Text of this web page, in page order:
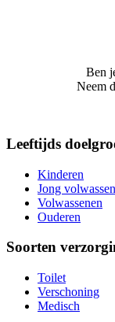
Ben
Neem
Leeftijds
Kinderen
Jong
Volwassenen
Ouderen
Soorten
Toilet
Verschoning
Medisch